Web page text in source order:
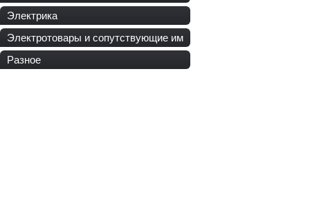
Электрика
Электротовары и сопутствующие им
Разное